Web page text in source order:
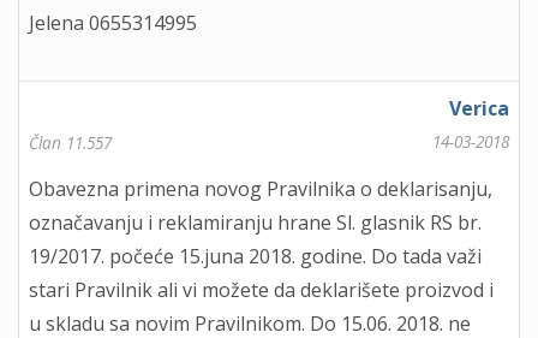
Jelena 0655314995
Verica
Član 11.557 14-03-2018
Obavezna primena novog Pravilnika o deklarisanju,
označavanju i reklamiranju hrane Sl. glasnik RS br.
19/2017. počeće 15.juna 2018. godine. Do tada važi
stari Pravilnik ali vi možete da deklarišete proizvod i
u skladu sa novim Pravilnikom. Do 15.06. 2018. ne